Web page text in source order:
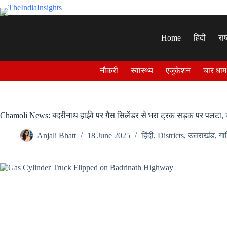
Skip
to
Home
हिंदी
नौकरी स्वास्थ्य एजुकेशन चार धाम
Chamoli News: बदरीनाथ हाईवे पर गैस सिलेंडर से भरा ट्रक सड़क पर
Anjali Bhatt 18 June 2025 हिंदी, Districts,उत्तराखंड,